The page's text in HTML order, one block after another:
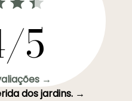
5
→
dos jardins. →